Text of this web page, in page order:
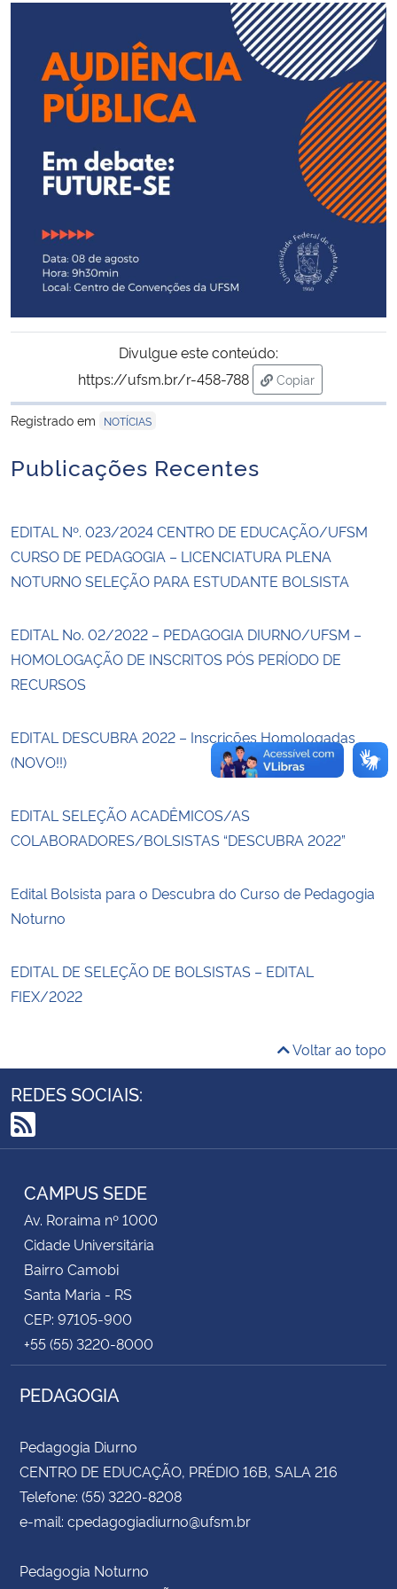
Ministério da Saúde
Ministério de Minas e Energia
Ministério da Ciência, Tecnologia, Inovações e Comunicações
Ministério do Desenvolvimento Regional
Ministério da Mulher, da Família e dos Direitos Humanos
Secretaria de Governo
Gabinete de Segurança Institucional
Advocacia-Geral da União
Divulgue este conteúdo:
https://ufsm.br/r-458-788
Copiar
para área de
Registrado em
NOTÍCIAS
Publicações Recentes
EDITAL Nº. 023/2024 CENTRO DE EDUCAÇÃO/UFSM
CURSO DE PEDAGOGIA – LICENCIATURA PLENA
NOTURNO SELEÇÃO PARA ESTUDANTE BOLSISTA
EDITAL No. 02/2022 – PEDAGOGIA DIURNO/UFSM –
HOMOLOGAÇÃO DE INSCRITOS PÓS PERÍODO DE
RECURSOS
EDITAL DESCUBRA 2022 – Inscrições Homologadas
(NOVO!!)
EDITAL SELEÇÃO ACADÊMICOS/AS
COLABORADORES/BOLSISTAS “DESCUBRA 2022”
Edital Bolsista para o Descubra do Curso de Pedagogia
Noturno
EDITAL DE SELEÇÃO DE BOLSISTAS – EDITAL
FIEX/2022
Voltar ao topo
REDES SOCIAIS:
RSS
CAMPUS SEDE
Av. Roraima nº 1000
Cidade Universitária
Bairro Camobi
Santa Maria - RS
CEP: 97105-900
+55 (55) 3220-8000
PEDAGOGIA
Pedagogia Diurno
CENTRO DE EDUCAÇÃO, PRÉDIO 16B, SALA 216
Telefone: (55) 3220-8208
e-mail: cpedagogiadiurno@ufsm.br
Pedagogia Noturno